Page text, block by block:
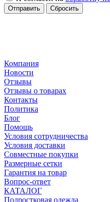
Сбросить
Компания
Новости
Отзывы
Отзывы о товарах
Контакты
Политика
Блог
Помощь
Условия сотрудничества
Условия доставки
Совместные покупки
Размерные сетки
Гарантия на товар
Вопрос-ответ
КАТАЛОГ
Подростковая одежда